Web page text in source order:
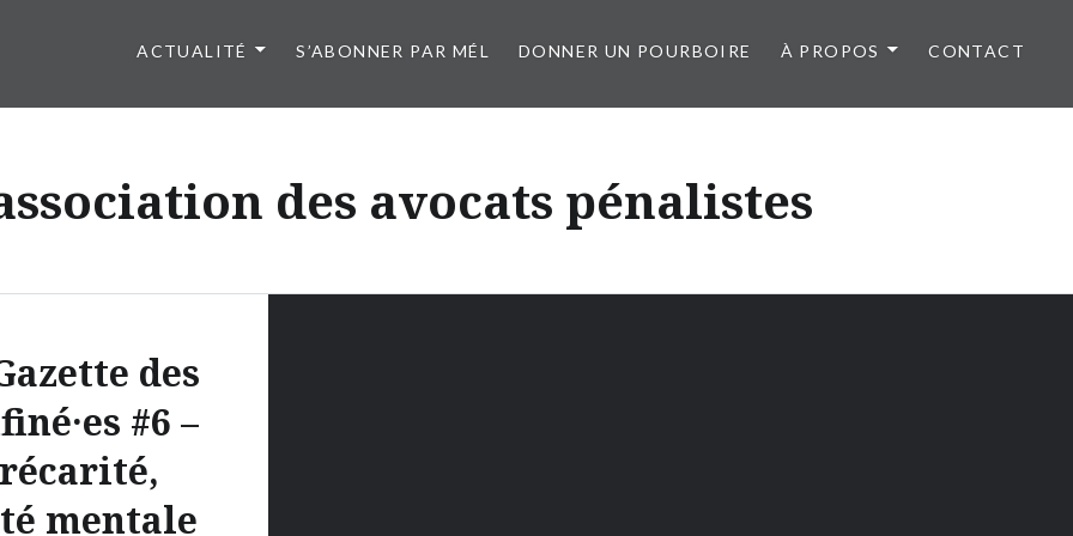
ACTUALITÉ S’ABONNER PAR MÉL DONNER UN POURBOIRE À PROPOS CONTACT
des avocats pénalistes
des
#6 –
mentale